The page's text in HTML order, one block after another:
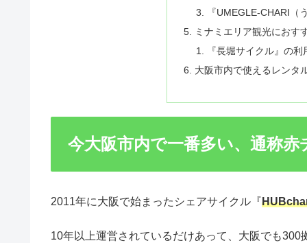
『UMEGLE-CHARI（
ミナミエリア観光におす
『長堀サイクル』の
大阪市内で使えるレンタ
今大阪市内で一番多い、通称
2011年に大阪で始まったシェアサイクル『
10年以上運営されているだけあって、大阪でも